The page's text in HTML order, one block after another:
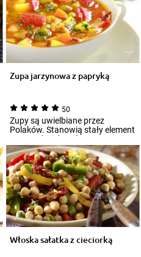
Zupa jarzynowa z papryką
50
Zupy są uwielbiane przez
Polaków. Stanowią stały element
menu w każdym domu.
Pomysłów na ich przy...
Włoska sałatka z cieciorką